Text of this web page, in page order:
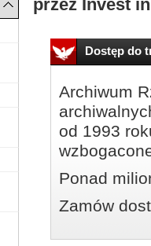
przez Invest
Dostęp do
Archiwum
od 1993
Ponad
Zamów